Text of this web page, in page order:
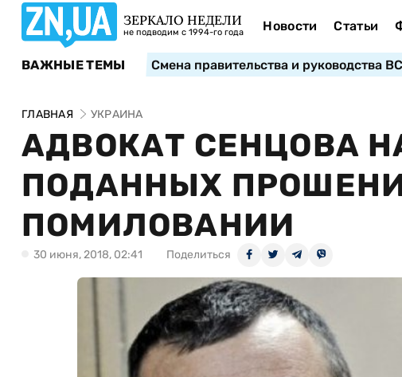
ЗЕРКАЛО НЕДЕЛИ
не подводим с 1994-го года Новости Статьи
ВАЖНЫЕ ТЕМЫ Смена правительства и руководства
ГЛАВНАЯ УКРАИНА
АДВОКАТ СЕНЦОВА
ПОДАННЫХ
ПОМИЛОВАНИИ
30 июня, 2018, 02:41 Поделиться